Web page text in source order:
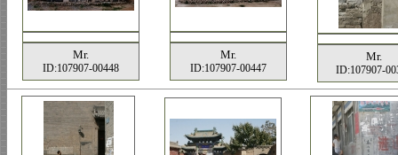
Mr.
ID:107907-00448
Mr.
ID:107907-00447
Mr.
ID:107907-